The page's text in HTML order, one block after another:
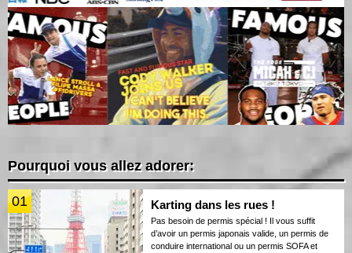
Pourquoi vous allez adorer:
01 Karting dans les rues !
Pas besoin de permis spécial ! Il vous suffit
d’avoir un permis japonais valide, un permis de
conduire international ou un permis SOFA et